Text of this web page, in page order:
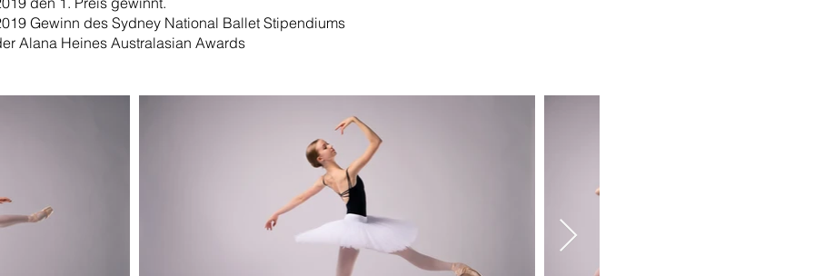
Gewinn des Sydney National Ballet Stipendiums
Alana Heines Australasian Awards